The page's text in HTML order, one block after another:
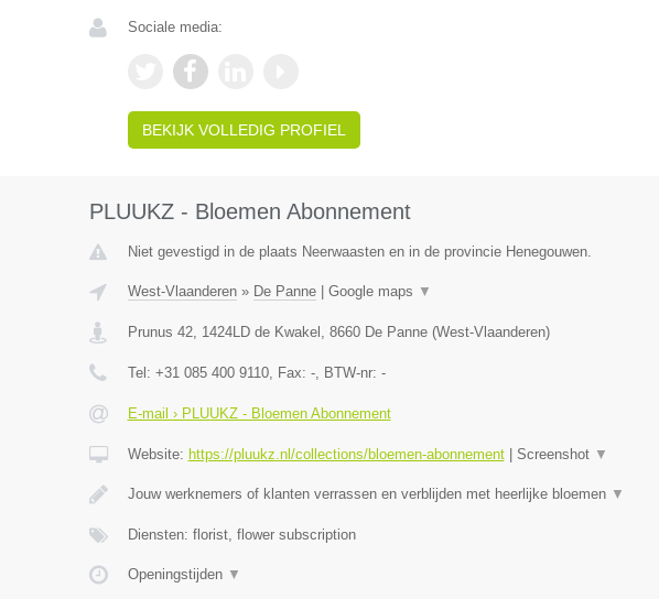
Sociale media:
BEKIJK VOLLEDIG PROFIEL
PLUUKZ - Bloemen Abonnement
Niet gevestigd in de plaats Neerwaasten en in de provincie Henegouwen.
West-Vlaanderen» De Panne| Google maps ▼
Prunus 42, 1424LD de Kwakel , 8660 De Panne(West-Vlaanderen)
Tel: +31 085 400 9110, Fax: -, BTW-nr: -
E-mail › PLUUKZ - Bloemen Abonnement
Website: https://pluukz.nl/collections/bloemen-abonnement| Screenshot ▼
Jouw werknemers of klanten verrassen en verblijden met heerlijke bloemen ▼
Diensten: florist, flower subscription
Openingstijden ▼